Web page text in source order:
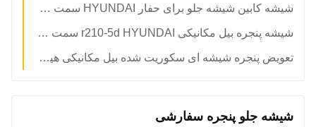
شیشه کابین شیشه جلو برای حفار HYUNDAI سمت راست NO.7
شیشه پنجره بیل مکانیکی r210-5d HYUNDAI سمت عقب NO.5 شیشه سکوریت شده
تعویض پنجره شیشه ای سکوریت شده بیل مکانیکی هیوندای درب چپ موقعیت عقب شماره 4
شیشه جلو پنجره سفارشی